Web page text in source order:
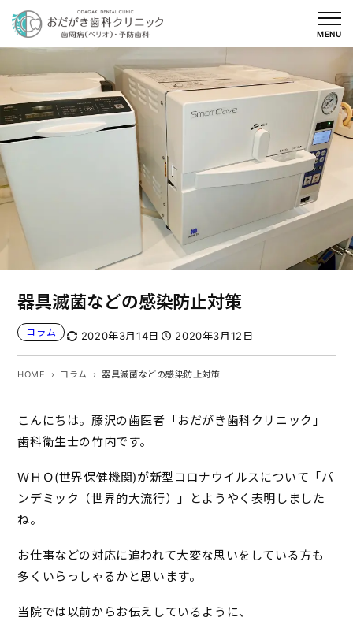
を
ス
キ
ッ
プ
MENU
器具滅菌などの感染防止対策
コラム 2020年3月14日 2020年3月12日
HOME コラム 器具滅菌などの感染防止対策
こんにちは。藤沢の歯医者「おだがき歯科クリニック」
歯科衛生士の竹内です。
ＷＨＯ(世界保健機関)が新型コロナウイルスについて「パ
ンデミック（世界的大流行）」とようやく表明しました
ね。
お仕事などの対応に追われて大変な思いをしている方も
多くいらっしゃるかと思います。
当院では以前からお伝えしているように、